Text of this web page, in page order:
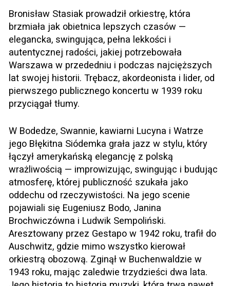
Bronisław Stasiak prowadził orkiestrę, która
brzmiała jak obietnica lepszych czasów —
elegancka, swingująca, pełna lekkości i
autentycznej radości, jakiej potrzebowała
Warszawa w przededniu i podczas najcięższych
lat swojej historii. Trębacz, akordeonista i lider, od
pierwszego publicznego koncertu w 1939 roku
przyciągał tłumy.
W Bodedze, Swannie, kawiarni Lucyna i Watrze
jego Błękitna Siódemka grała jazz w stylu, który
łączył amerykańską elegancję z polską
wrażliwością — improwizując, swingując i budując
atmosferę, której publiczność szukała jako
oddechu od rzeczywistości. Na jego scenie
pojawiali się Eugeniusz Bodo, Janina
Brochwiczówna i Ludwik Sempoliński.
Aresztowany przez Gestapo w 1942 roku, trafił do
Auschwitz, gdzie mimo wszystko kierował
orkiestrą obozową. Zginął w Buchenwaldzie w
1943 roku, mając zaledwie trzydzieści dwa lata.